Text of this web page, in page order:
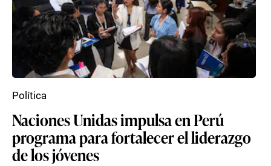
Naciones Unidas impulsa en Perú
programa para fortalecer el liderazgo
de los jóvenes
Política